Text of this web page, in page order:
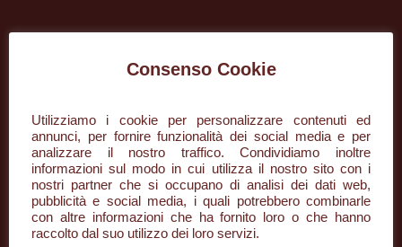
+39 085 296134
info@desaar.it
Piazza della Rinascita, 50/3
Consenso Cookie
Utilizziamo i cookie per personalizzare contenuti ed
annunci, per fornire funzionalità dei social media e per
analizzare il nostro traffico. Condividiamo inoltre
informazioni sul modo in cui utilizza il nostro sito con i
nostri partner che si occupano di analisi dei dati web,
pubblicità e social media, i quali potrebbero combinarle
con altre informazioni che ha fornito loro o che hanno
raccolto dal suo utilizzo dei loro servizi.